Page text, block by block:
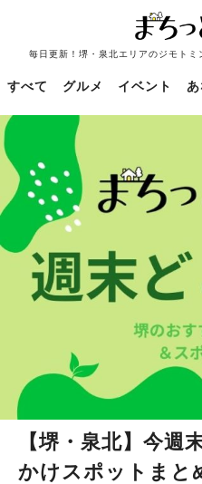
毎日更新！堺・泉北エリアのジモトミ
すべて グルメ イベント
【堺・泉北】今週
かけスポットまと